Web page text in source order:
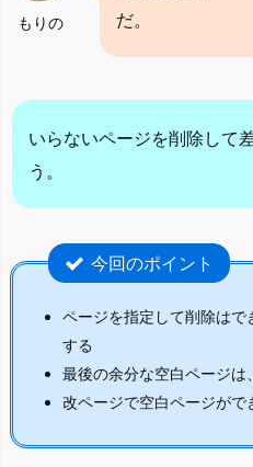
もりの
だ。
いらないページを削除して
う。
今回のポイント
ページを指定して削除は
する
最後の余分な空白ページは
改ページで空白ページがで